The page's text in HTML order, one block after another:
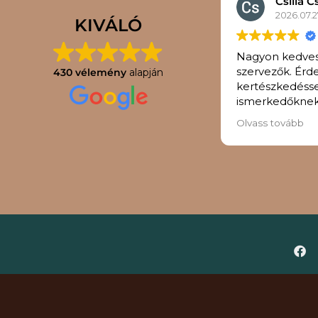
KIVÁLÓ
430 vélemény alapján
Nagyon
szervezők.
program.
Olvass tovább